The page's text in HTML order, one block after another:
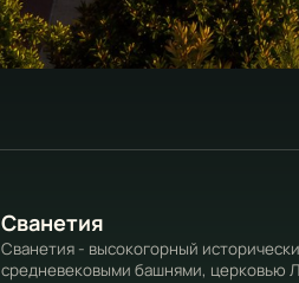
Сванетия
Сванетия - высокогорный
средневековыми башнями, церковью